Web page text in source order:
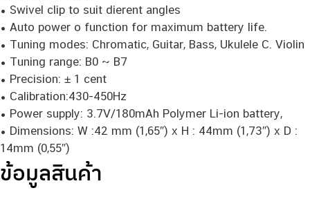
• Swivel clip to suit dierent angles
• Auto power o function for maximum battery life.
• Tuning modes: Chromatic, Guitar, Bass, Ukulele C. Violin
• Tuning range: B0 ~ B7
• Precision: ± 1 cent
• Calibration:430-450Hz
• Power supply: 3.7V/180mAh Polymer Li-ion battery,
• Dimensions: W :42 mm (1,65″) x H : 44mm (1,73″) x D :
14mm (0,55″)
ข้อมูลสินค้า